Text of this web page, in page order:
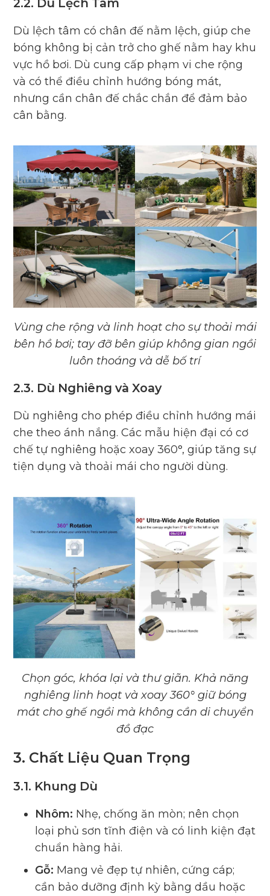
2.2. Dù Lệch Tâm
Dù lệch tâm có chân đế nằm lệch, giúp che
bóng không bị cản trở cho ghế nằm hay khu
vực hồ bơi. Dù cung cấp phạm vi che rộng
và có thể điều chỉnh hướng bóng mát,
nhưng cần chân đế chắc chắn để đảm bảo
cân bằng.
Vùng che rộng và linh hoạt cho sự thoải mái
bên hồ bơi; tay đỡ bên giúp không gian ngồi
luôn thoáng và dễ bố trí
2.3. Dù Nghiêng và Xoay
Dù nghiêng cho phép điều chỉnh hướng mái
che theo ánh nắng. Các mẫu hiện đại có cơ
chế tự nghiêng hoặc xoay 360°, giúp tăng sự
tiện dụng và thoải mái cho người dùng.
Chọn góc, khóa lại và thư giãn. Khả năng
nghiêng linh hoạt và xoay 360° giữ bóng
mát cho ghế ngồi mà không cần di chuyển
đồ đạc
3. Chất Liệu Quan Trọng
3.1. Khung Dù
Nhôm: Nhẹ, chống ăn mòn; nên chọn
loại phủ sơn tĩnh điện và có linh kiện đạt
chuẩn hàng hải.
Gỗ: Mang vẻ đẹp tự nhiên, cứng cáp;
cần bảo dưỡng định kỳ bằng dầu hoặc